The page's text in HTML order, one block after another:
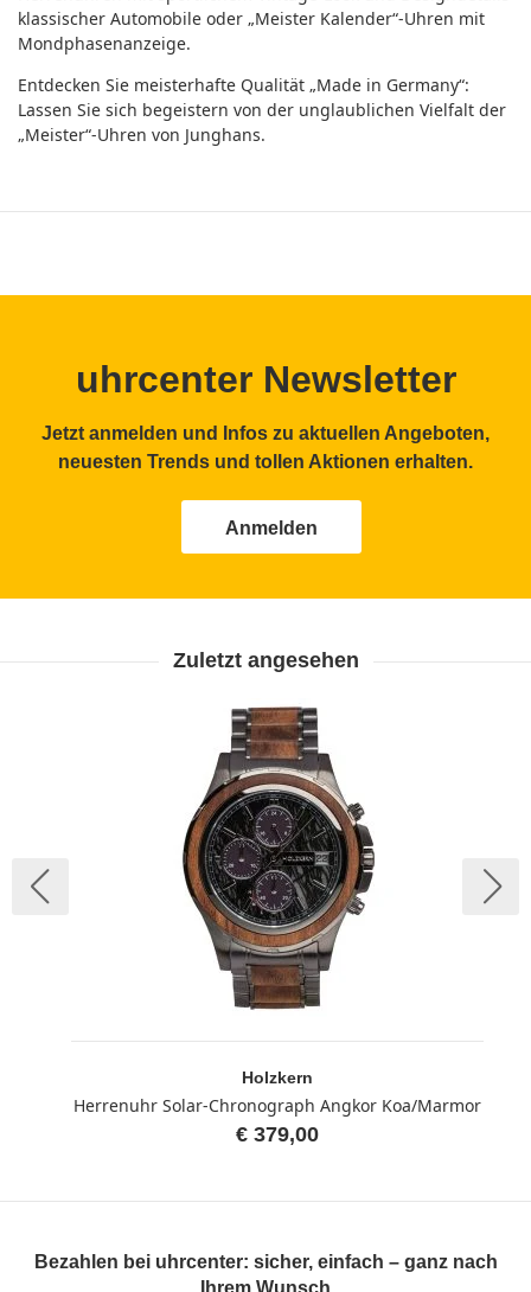
klassischer Automobile oder „Meister Kalender“-Uhren mit
Mondphasenanzeige.
Entdecken Sie meisterhafte Qualität „Made in Germany“:
Lassen Sie sich begeistern von der unglaublichen Vielfalt der
„Meister“-Uhren von Junghans.
uhrcenter Newsletter
Jetzt anmelden und Infos zu aktuellen Angeboten,
neuesten Trends und tollen Aktionen erhalten.
Anmelden
Zuletzt angesehen
Holzkern
Herrenuhr Solar-Chronograph Angkor Koa/Marmor
€ 379,00
Bezahlen bei uhrcenter: sicher, einfach – ganz nach